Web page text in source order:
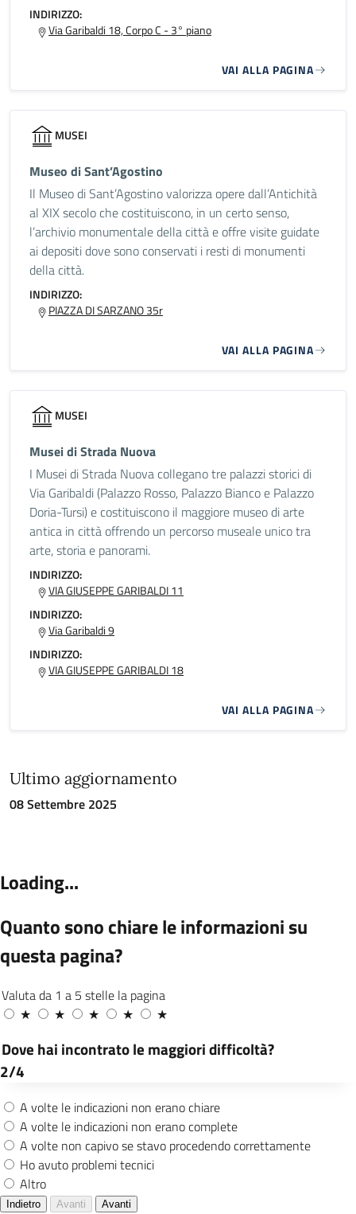
INDIRIZZO:
Via Garibaldi 18, Corpo C - 3° piano
VAI ALLA PAGINA
MUSEI
Museo di Sant’Agostino
Il Museo di Sant’Agostino valorizza opere dall’Antichità
al XIX secolo che costituiscono, in un certo senso,
l’archivio monumentale della città e offre visite guidate
ai depositi dove sono conservati i resti di monumenti
della città.
INDIRIZZO:
PIAZZA DI SARZANO 35r
VAI ALLA PAGINA
MUSEI
Musei di Strada Nuova
I Musei di Strada Nuova collegano tre palazzi storici di
Via Garibaldi (Palazzo Rosso, Palazzo Bianco e Palazzo
Doria-Tursi) e costituiscono il maggiore museo di arte
antica in città offrendo un percorso museale unico tra
arte, storia e panorami.
INDIRIZZO:
VIA GIUSEPPE GARIBALDI 11
INDIRIZZO:
Via Garibaldi 9
INDIRIZZO:
VIA GIUSEPPE GARIBALDI 18
VAI ALLA PAGINA
Ultimo aggiornamento
08 Settembre 2025